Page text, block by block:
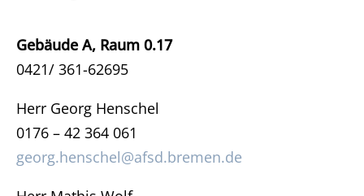
Gebäude A, Raum 0.17
0421/ 361-62695
Herr Georg Henschel
0176 – 42 364 061
georg.henschel@afsd.bremen.de